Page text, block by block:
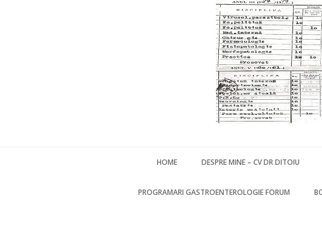
HOME DESPRE MINE – CV DR DITOIU
PROGRAMARI GASTROENTEROLOGIE FORUM